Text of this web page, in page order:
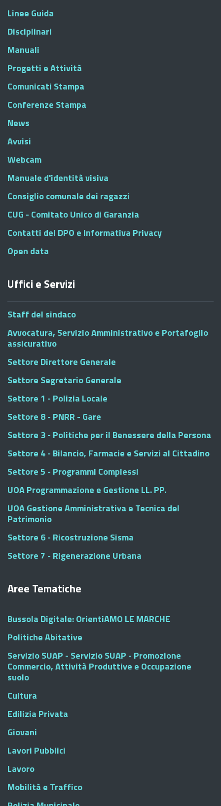
Linee Guida
Disciplinari
Manuali
Progetti e Attività
Comunicati Stampa
Conferenze Stampa
News
Avvisi
Webcam
Manuale d'identità visiva
Consiglio comunale dei ragazzi
CUG - Comitato Unico di Garanzia
Contatti del DPO e Informativa Privacy
Open data
Uffici e Servizi
Staff del sindaco
Avvocatura, Servizio Amministrativo e Portafoglio
assicurativo
Settore Direttore Generale
Settore Segretario Generale
Settore 1 - Polizia Locale
Settore 8 - PNRR - Gare
Settore 3 - Politiche per il Benessere della Persona
Settore 4 - Bilancio, Farmacie e Servizi al Cittadino
Settore 5 - Programmi Complessi
UOA Programmazione e Gestione LL. PP.
UOA Gestione Amministrativa e Tecnica del
Patrimonio
Settore 6 - Ricostruzione Sisma
Settore 7 - Rigenerazione Urbana
Aree Tematiche
Bussola Digitale: OrientiAMO LE MARCHE
Politiche Abitative
Servizio SUAP - Servizio SUAP - Promozione
Commercio, Attività Produttive e Occupazione
suolo
Cultura
Edilizia Privata
Giovani
Lavori Pubblici
Lavoro
Mobilità e Traffico